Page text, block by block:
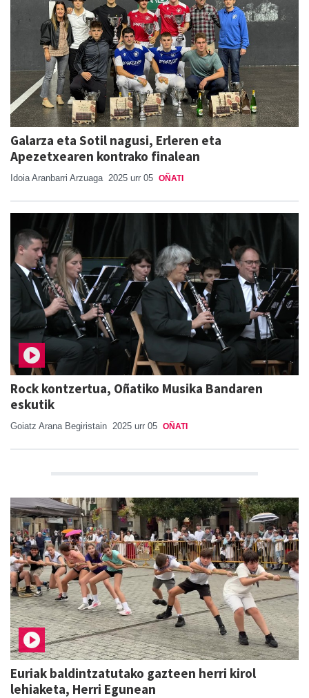
Galarza eta Sotil nagusi, Erleren eta
Apezetxearen kontrako finalean
Idoia Aranbarri Arzuaga 2025 urr 05 OÑATI
Rock kontzertua, Oñatiko Musika Bandaren
eskutik
Goiatz Arana Begiristain 2025 urr 05 OÑATI
Euriak baldintzatutako gazteen herri kirol
lehiaketa, Herri Egunean